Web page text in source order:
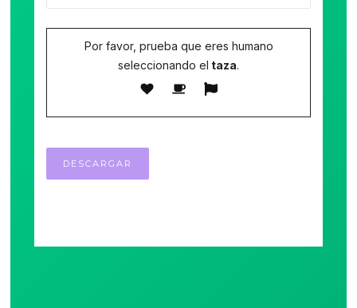
Por favor, prueba que eres humano
seleccionando el taza.